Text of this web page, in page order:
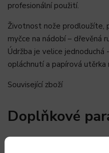
profesionální použití.
Životnost nože prodloužíte,
myčce na nádobí – dřevěná
Údržba je velice
opláchnutí a papírová utěrka
Související zboží
Doplňkové